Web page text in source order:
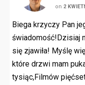
on 2
Biega krzyczy Pan
świadomość!Dzisiaj
się zjawiła! Myślę
które drzwi mam
tysiąc,Filmów